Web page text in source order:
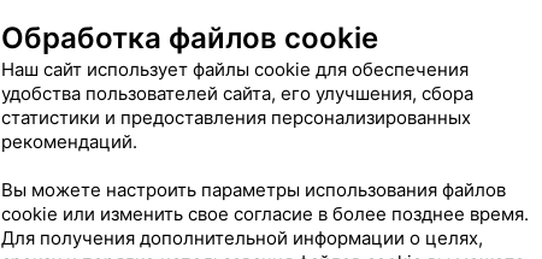
Обработка файлов cookie
Наш сайт использует файлы cookie для обеспечения
удобства пользователей сайта, его улучшения, сбора
статистики и предоставления персонализированных
рекомендаций.
Вы можете настроить параметры использования файлов
cookie или изменить свое согласие в более позднее время.
Для получения дополнительной информации о целях,